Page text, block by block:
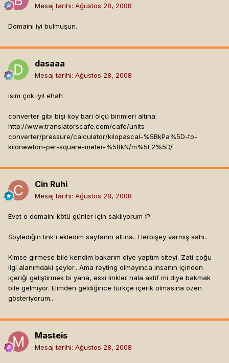
Mesaj tarihi: Ağustos 28, 2008
Domaini iyi bulmuşun.
dasaaa
Mesaj tarihi: Ağustos 28, 2008
isim çok iyi! ehah
converter gibi bişi koy bari ölçü birimleri altına:
http://www.translatorscafe.com/cafe/units-
converter/pressure/calculator/kilopascal-%5BkPa%5D-to-
kilonewton-per-square-meter-%5BkN/m%5E2%5D/
Cin Ruhi
Mesaj tarihi: Ağustos 28, 2008
Evet o domaini kötü günler için saklıyorum :P
Söylediğin link'i ekledim sayfanın altına.. Herbişey varmış sahi..
Kimse girmese bile kendim bakarım diye yaptım siteyi. Zati çoğu
ilgi alanımdaki şeyler.. Ama reyting olmayınca insanın içinden
içeriği geliştirmek bi yana, eski linkler hala aktif mi diye bakmak
bile gelmiyor. Elimden geldiğince türkçe içerik olmasına özen
gösteriyorum..
Masteis
Mesaj tarihi: Ağustos 28, 2008